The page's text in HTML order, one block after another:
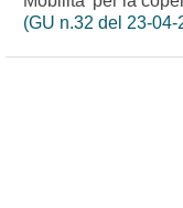
(GU n.32 del 23-04-